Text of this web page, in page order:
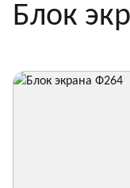
Электросетевое
Блок